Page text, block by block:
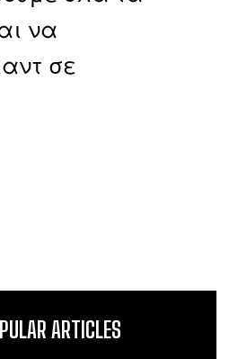
να
σε
ARTICLES